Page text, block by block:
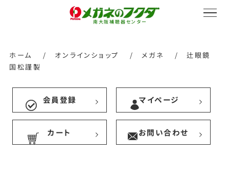
南大阪補聴器センター
サービス紹介
ホーム / オンラインショップ / メガネ / 辻眼鏡
国松謹製
会員登録 マイページ
カート お問い合わせ